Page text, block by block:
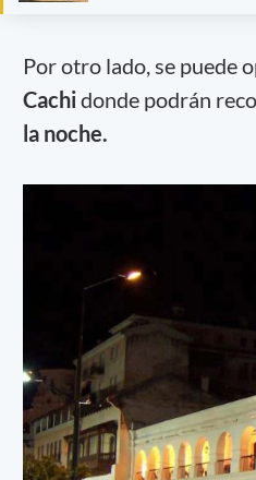
Por otro lado, se puede
Cachidonde podrán
la noche.